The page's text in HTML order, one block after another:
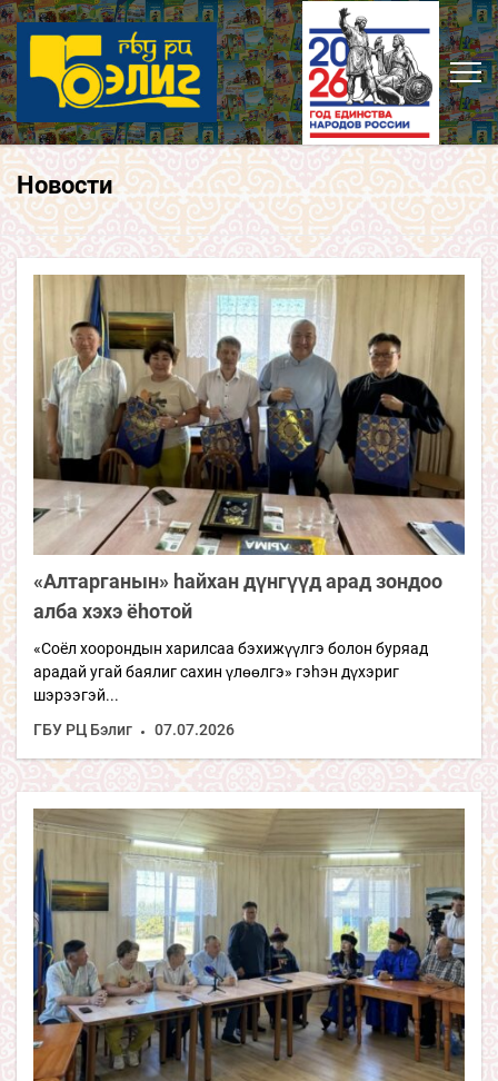
Новости
«Алтарганын» hайхан дүнгүүд арад зондоо
алба хэхэ ёhотой
«Соёл хоорондын харилсаа бэхижүүлгэ болон буряад
арадай угай баялиг сахин үлөөлгэ» гэhэн дүхэриг
шэрээгэй...
ГБУ РЦ Бэлиг
07.07.2026